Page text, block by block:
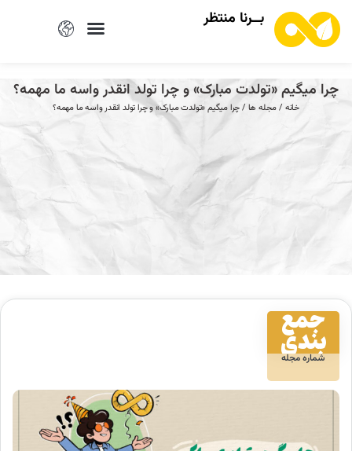
بــرنا منتظر
چرا میگیم «تولدت مبارک» و چرا تولد انقدر واسه ما مهمه؟
خانه /مجله ها / چرا میگیم «تولدت مبارک» و چرا تولد انقدر واسه ما مهمه؟
جمع
بندی
شماره مجله